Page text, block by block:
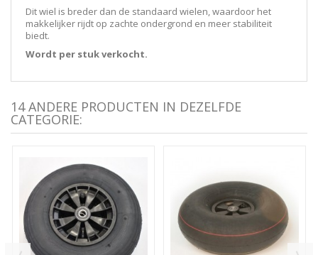
Dit wiel is breder dan de standaard wielen, waardoor het
makkelijker rijdt op zachte ondergrond en meer stabiliteit
biedt.
Wordt per stuk verkocht.
14 ANDERE PRODUCTEN IN DEZELFDE
CATEGORIE: